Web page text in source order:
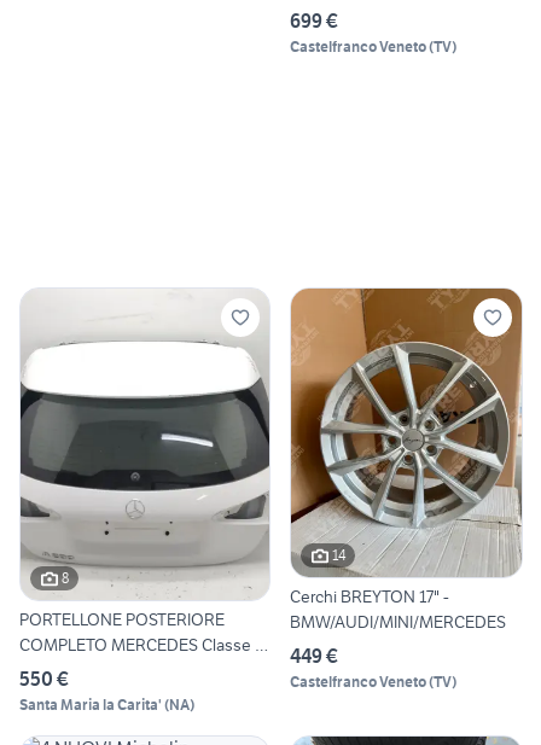
699 €
Castelfranco Veneto(TV)
8
PORTELLONE POSTERIORE
COMPLETO MERCEDES Classe A
S
550 €
Santa Maria la Carita' (NA)
14
Cerchi BREYTON 17" -
BMW/AUDI/MINI/MERCEDES
449 €
Castelfranco Veneto(TV)